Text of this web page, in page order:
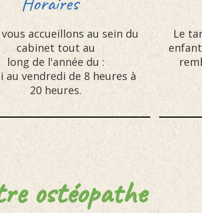
accueillons au sein du
cabinet tout au
long de l'année du :
au vendredi de 8 heures à
20 heures.
Le
ostéopathe